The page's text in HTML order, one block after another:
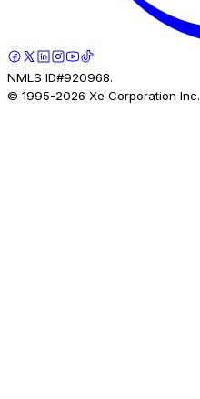
NMLS ID#920968.
© 1995-2026 Xe Corporation Inc.